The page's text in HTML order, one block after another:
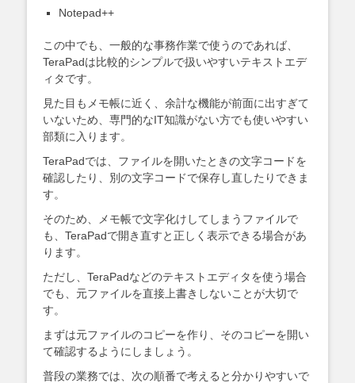
Notepad++
この中でも、一般的な事務作業で使うのであれば、
TeraPadは比較的シンプルで扱いやすいテキストエデ
ィタです。
見た目もメモ帳に近く、余計な機能が前面に出すぎて
いないため、専門的なIT知識がない方でも使いやすい
部類に入ります。
TeraPadでは、ファイルを開いたときの文字コードを
確認したり、別の文字コードで保存し直したりできま
す。
そのため、メモ帳で文字化けしてしまうファイルで
も、TeraPadで開き直すと正しく表示できる場合があ
ります。
ただし、TeraPadなどのテキストエディタを使う場合
でも、元ファイルを直接上書きしないことが大切で
す。
まずは元ファイルのコピーを作り、そのコピーを開い
て確認するようにしましょう。
普段の業務では、次の順番で考えると分かりやすいで